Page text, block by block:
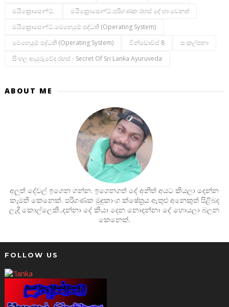
මයික්‍රොසොෆ්ට්.
මයික්‍රොසොෆ්ට්.පරිගණක රහස් දේ හා වෙනත්
මයික්‍රොසොෆ්ට්.මෙහෙයුම් පද්ධති (operating System)
මෙහෙයුම් පද්ධති (operating System)
වින්ඩොව්ස් 8
සංකල්පනා
සිංහල ආයුරුවේද රහස් - Secret Of Sri Lanka Ayuruveda
ABOUT ME
අලුත් දේවල් ඉගෙන ගන්න. ඉගෙනගත් දේ අනිත් අයට කියලා දෙන්න
කැමති කෙනෙක්. පරිගණක මුදුකාංග ක්ෂේත්‍රය ඇතුළු අනෙකුත් පිළිබද
ලැදි කොල්ලෙකි..දන්නා දේ කියා දෙන නොදන්නා දේ හොයලා බලන
කෙනෙක්.
FOLLOW US